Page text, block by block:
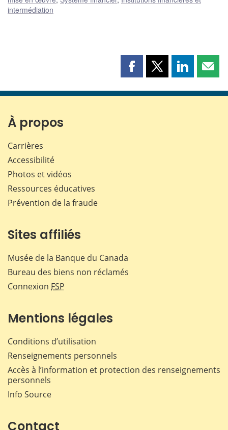
intermédiation
Partager
page
Partager
page
Partager
page page
À propos
Carrières
Accessibilité
Photos et vidéos
Ressources éducatives
Prévention de la fraude
Sites affiliés
Musée de la Banque du Canada
Bureau des biens non réclamés
Connexion FSP
Mentions légales
Conditions d’utilisation
Renseignements personnels
Accès à l’information et protection des renseignements
personnels
Info Source
Contact